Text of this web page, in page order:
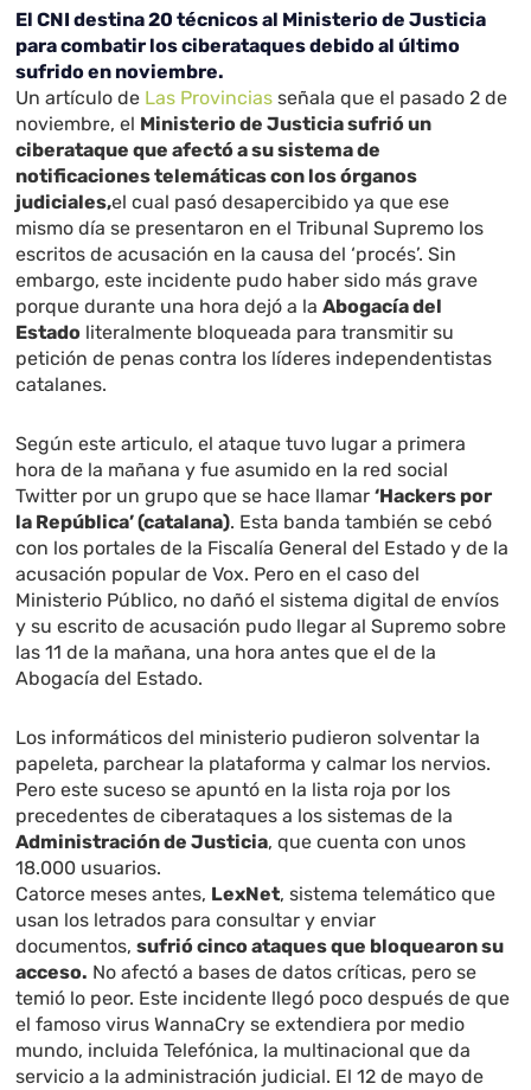
El CNI destina 20 técnicos al Ministerio de Justicia
para combatir los ciberataques debido al último
sufrido en noviembre.
Un artículo de Las Provincias señala que el pasado 2 de
noviembre, el Ministerio de Justicia sufrió un
ciberataque que afectó a su sistema de
notificaciones telemáticas con los órganos
judiciales,el cual pasó desapercibido ya que ese
mismo día se presentaron en el Tribunal Supremo los
escritos de acusación en la causa del ‘procés’. Sin
embargo, este incidente pudo haber sido más grave
porque durante una hora dejó a laAbogacía del
Estado literalmente bloqueada para transmitir su
petición de penas contra los líderes independentistas
catalanes.
Según este articulo, el ataque tuvo lugar a primera
hora de la mañana y fue asumido en la red social
Twitter por un grupo que se hace llamar‘Hackers por
la República’ (catalana). Esta banda también se cebó
con los portales de la Fiscalía General del Estado y de la
acusación popular de Vox. Pero en el caso del
Ministerio Público, no dañó el sistema digital de envíos
y su escrito de acusación pudo llegar al Supremo sobre
las 11 de la mañana, una hora antes que el de la
Abogacía del Estado.
Los informáticos del ministerio pudieron solventar la
papeleta, parchear la plataforma y calmar los nervios.
Pero este suceso se apuntó en la lista roja por los
precedentes de ciberataques a los sistemas de la
Administración de Justicia, que cuenta con unos
18.000 usuarios.
Catorce meses antes, LexNet, sistema telemático que
usan los letrados para consultar y enviar
documentos,sufrió cinco ataques que bloquearon su
acceso. No afectó a bases de datos críticas, pero se
temió lo peor. Este incidente llegó poco después de que
el famoso virus WannaCry se extendiera por medio
mundo, incluida Telefónica, la multinacional que da
servicio a la administración judicial. El 12 de mayo de